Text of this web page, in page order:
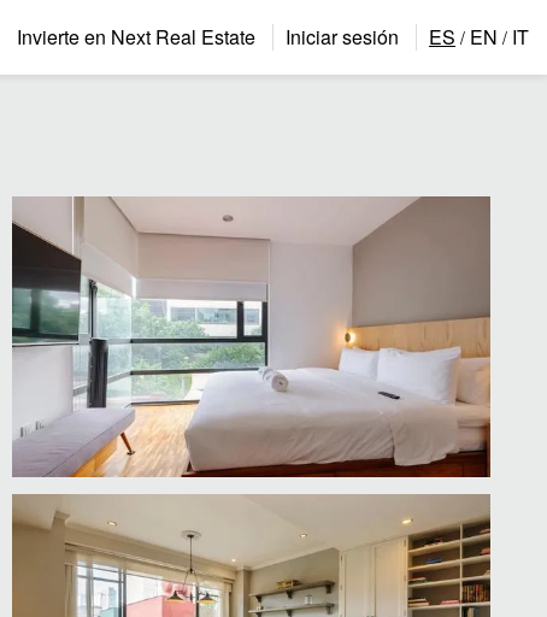
Invierte en Next Real Estate Iniciar sesión ES / EN / IT